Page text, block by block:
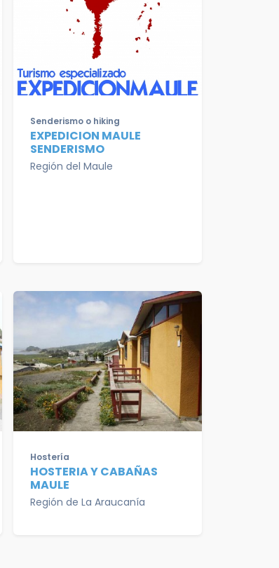
Senderismo o hiking
EXPEDICION MAULE
SENDERISMO
Región del Maule
Hostería
HOSTERIA Y CABAÑAS
MAULE
Región de La Araucanía